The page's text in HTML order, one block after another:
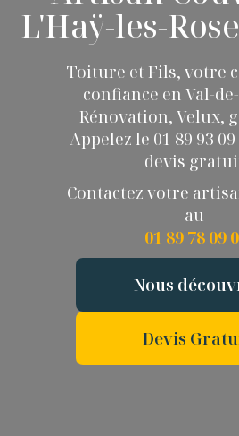
L'Haÿ-les-
Toiture et Fils, votre
confiance en Val-
Rénovation, Velux,
Appelez le 01 89 93
devis
Contactez votre
au
01 89 78 09
Nous
Devis